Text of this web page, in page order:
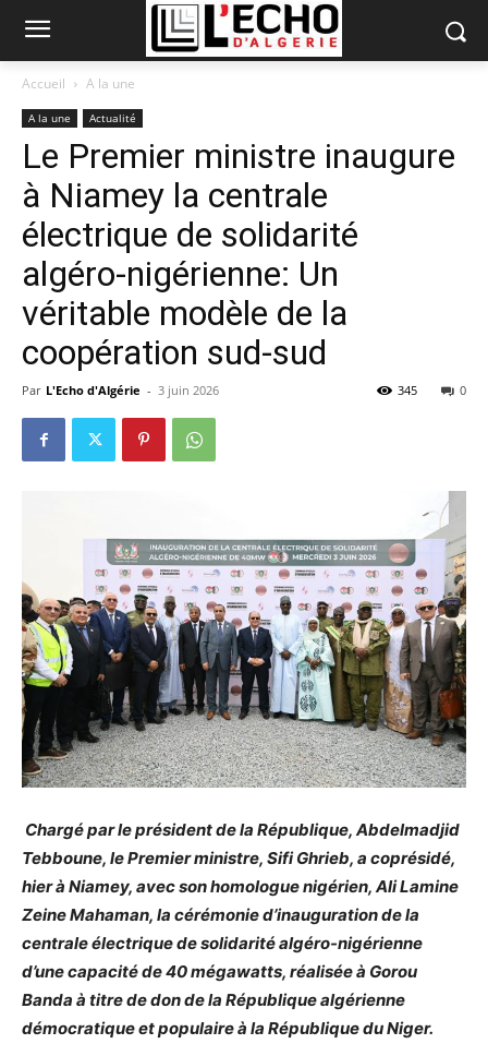
Accueil A la une
A la une Actualité
Le Premier ministre inaugure
à Niamey la centrale
électrique de solidarité
algéro-nigérienne: Un
véritable modèle de la
coopération sud-sud
Par L'Echo d'Algérie - 3 juin 2026 0
345
Chargé par le président de la République, Abdelmadjid
Tebboune, le Premier ministre, Sifi Ghrieb, a coprésidé,
hier à Niamey, avec son homologue nigérien, Ali Lamine
Zeine Mahaman, la cérémonie d’inauguration de la
centrale électrique de solidarité algéro-nigérienne
d’une capacité de 40 mégawatts, réalisée à Gorou
Banda à titre de don de la République algérienne
démocratique et populaire à la République du Niger.